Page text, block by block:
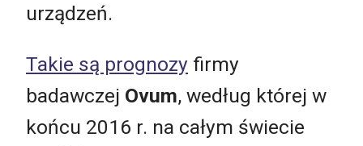
urządzeń.
Takie są prognozy firmy
badawczej Ovum, według której w
końcu 2016 r. na całym świecie